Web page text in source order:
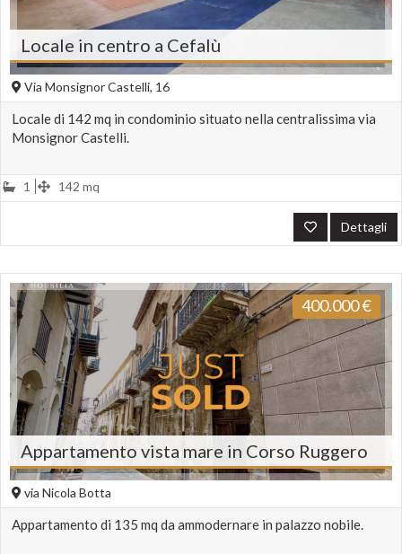
Locale in centro a Cefalù
Via Monsignor Castelli, 16
Locale di 142 mq in condominio situato nella centralissima via
Monsignor Castelli.
1 142 mq
Dettagli
Appartamento vista mare in Corso Ruggero
400.000€
via Nicola Botta
Appartamento di 135 mq da ammodernare in palazzo nobile.